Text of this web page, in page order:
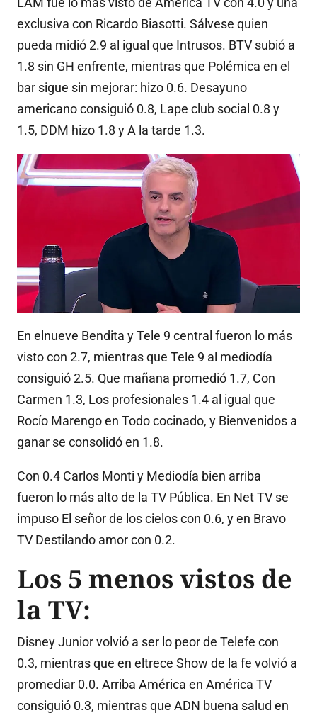
exclusiva con Ricardo Biasotti. Sálvese quien
pueda midió 2.9 al igual que Intrusos. BTV subió a
1.8 sin GH enfrente, mientras que Polémica en el
bar sigue sin mejorar: hizo 0.6. Desayuno
americano consiguió 0.8, Lape club social 0.8 y
1.5, DDM hizo 1.8 y A la tarde 1.3.
En elnueve Bendita y Tele 9 central fueron lo más
visto con 2.7, mientras que Tele 9 al mediodía
consiguió 2.5. Que mañana promedió 1.7, Con
Carmen 1.3, Los profesionales 1.4 al igual que
Rocío Marengo en Todo cocinado, y Bienvenidos a
ganar se consolidó en 1.8.
Con 0.4 Carlos Monti y Mediodía bien arriba
fueron lo más alto de la TV Pública. En Net TV se
impuso El señor de los cielos con 0.6, y en Bravo
TV Destilando amor con 0.2.
Los 5 menos vistos de
la TV:
Disney Junior volvió a ser lo peor de Telefe con
0.3, mientras que en eltrece Show de la fe volvió a
promediar 0.0. Arriba América en América TV
consiguió 0.3, mientras que ADN buena salud en